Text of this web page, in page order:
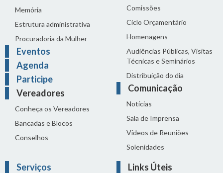
Memória
Estrutura administrativa
Procuradoria da Mulher
Eventos
Agenda
Participe
Vereadores
Conheça os Vereadores
Bancadas e Blocos
Conselhos
Comissões
Ciclo Orçamentário
Homenagens
Audiências Públicas, Visitas
Técnicas e Seminários
Distribuição do dia
Comunicação
Notícias
Sala de Imprensa
Vídeos de Reuniões
Solenidades
Serviços Links Úteis